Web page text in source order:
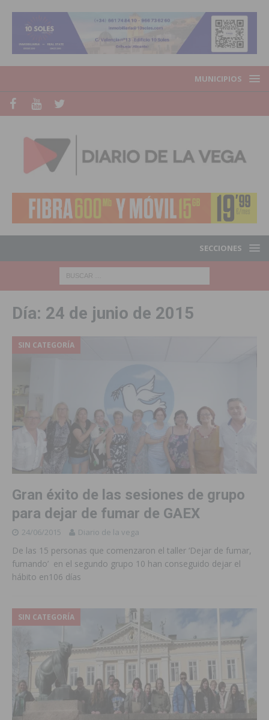
MUNICIPIOS
SECCIONES
Día: 24 de junio de 2015
SIN CATEGORÍA
Gran éxito de las sesiones de grupo
para dejar de fumar de GAEX
24/06/2015 Diario de la vega
De las 15 personas que comenzaron el taller ‘Dejar de fumar,
fumando’ en el segundo grupo 10 han conseguido dejar el
hábito en106 días
SIN CATEGORÍA